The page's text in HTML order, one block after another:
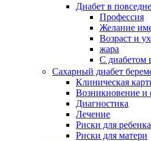
Диабет в
Профессия
Желание
Возраст и
жара
С диабетом
Сахарный диабет
Клиническая
Возникновение и
Диагностика
Лечение
Риски для ребенка
Риски для матери